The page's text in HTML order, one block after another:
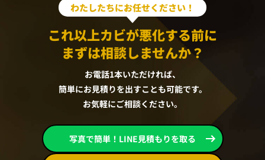
わたしたちにお任せください！
これ以上カビが悪化する前に
まずは相談しませんか？
お電話1本いただければ、
簡単にお見積りを出すことも可能です。
お気軽にご相談ください。
写真で簡単！LINE見積もりを取る